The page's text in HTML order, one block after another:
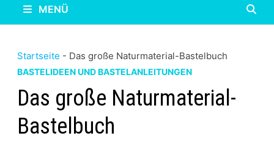
MENÜ
Startseite - Das große Naturmaterial-Bastelbuch
BASTELIDEEN UND BASTELANLEITUNGEN
Das große Naturmaterial-
Bastelbuch